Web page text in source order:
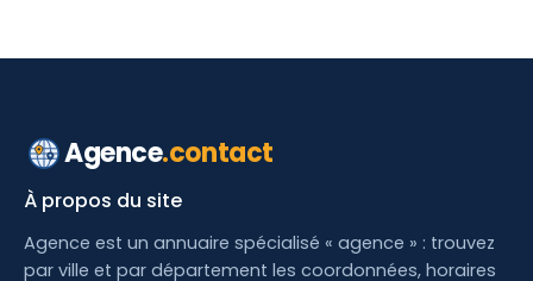
Agence.contact
À propos du site
Agence est un annuaire spécialisé « agence » : trouvez
par ville et par département les coordonnées, horaires